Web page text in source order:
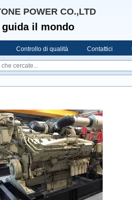
POWER CO.,LTD
guida il mondo
Controllo di qualità Contattici